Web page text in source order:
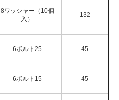
8ワッシャー（10個
入）
132
6ボルト25 45
6ボルト15 45